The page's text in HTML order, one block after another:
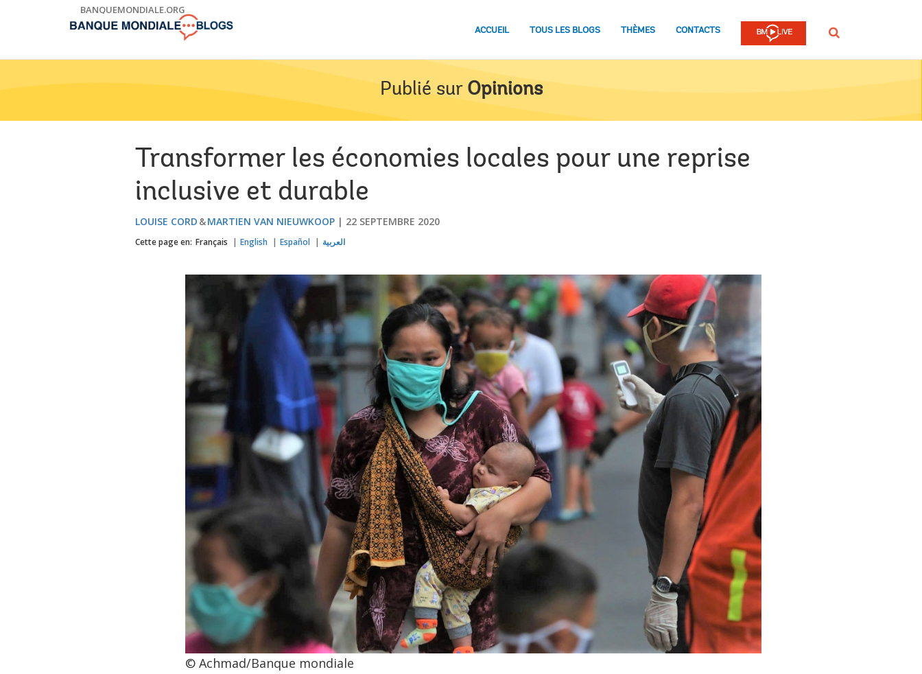
BANQUEMONDIALE.ORG
ACCUEIL TOUS LES BLOGS THÈMES CONTACTS Rechercher
Publié sur Opinions
Transformer les économies locales pour une reprise
inclusive et durable
LOUISE CORD MARTIEN VAN NIEUWKOOP 22 SEPTEMBRE 2020
Cette page en: Français English Español العربية
© Achmad/Banque mondiale